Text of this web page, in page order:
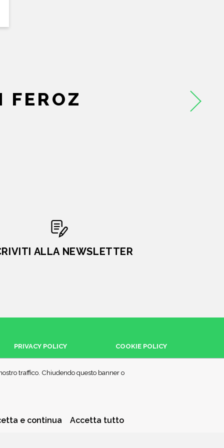
FEROZ
traffico. Chiudendo questo banner o
e continua Accetta tutto
ALLA NEWSLETTER
PRIVACY POLICY COOKIE POLICY